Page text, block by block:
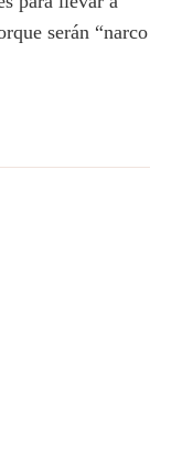
serán “narco